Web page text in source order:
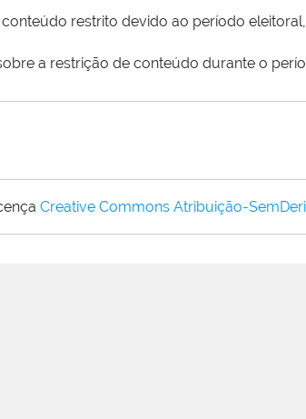
restrito devido ao período eleitoral,
a restrição de conteúdo durante o
Creative Commons Atribuição-